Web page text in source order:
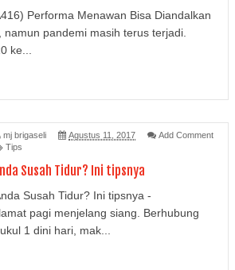
Performa Menawan Bisa Diandalkan
pandemi masih terus terjadi.
ke...
mj brigaseli Agustus 11, 2017
Add Comment
Tips
Susah Tidur? Ini tipsnya
Susah Tidur? Ini tipsnya -
pagi menjelang siang. Berhubung
1 dini hari, mak...